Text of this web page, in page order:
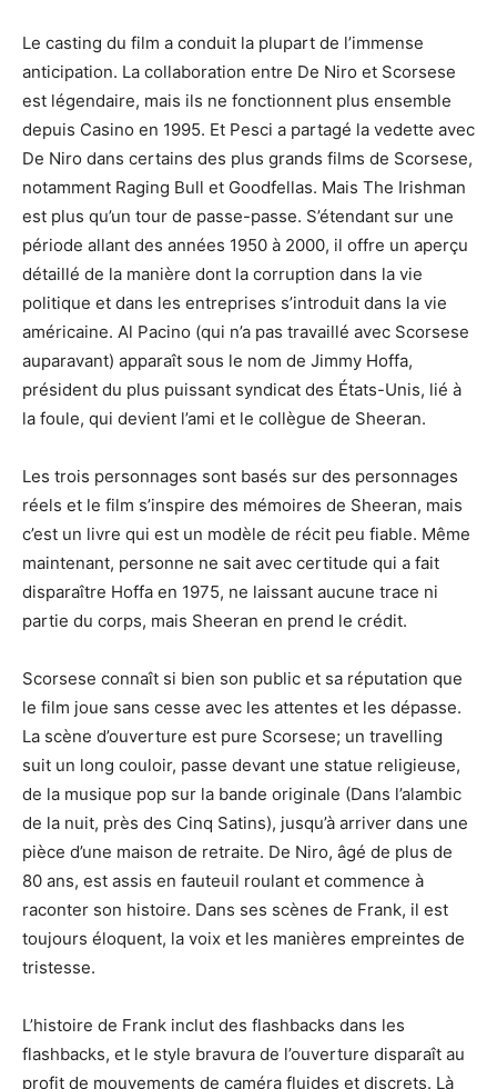
Le casting du film a conduit la plupart de l’immense
anticipation. La collaboration entre De Niro et Scorsese
est légendaire, mais ils ne fonctionnent plus ensemble
depuis Casino en 1995. Et Pesci a partagé la vedette avec
De Niro dans certains des plus grands films de Scorsese,
notamment Raging Bull et Goodfellas. Mais The Irishman
est plus qu’un tour de passe-passe. S’étendant sur une
période allant des années 1950 à 2000, il offre un aperçu
détaillé de la manière dont la corruption dans la vie
politique et dans les entreprises s’introduit dans la vie
américaine. Al Pacino (qui n’a pas travaillé avec Scorsese
auparavant) apparaît sous le nom de Jimmy Hoffa,
président du plus puissant syndicat des États-Unis, lié à
la foule, qui devient l’ami et le collègue de Sheeran.
Les trois personnages sont basés sur des personnages
réels et le film s’inspire des mémoires de Sheeran, mais
c’est un livre qui est un modèle de récit peu fiable. Même
maintenant, personne ne sait avec certitude qui a fait
disparaître Hoffa en 1975, ne laissant aucune trace ni
partie du corps, mais Sheeran en prend le crédit.
Scorsese connaît si bien son public et sa réputation que
le film joue sans cesse avec les attentes et les dépasse.
La scène d’ouverture est pure Scorsese; un travelling
suit un long couloir, passe devant une statue religieuse,
de la musique pop sur la bande originale (Dans l’alambic
de la nuit, près des Cinq Satins), jusqu’à arriver dans une
pièce d’une maison de retraite. De Niro, âgé de plus de
80 ans, est assis en fauteuil roulant et commence à
raconter son histoire. Dans ses scènes de Frank, il est
toujours éloquent, la voix et les manières empreintes de
tristesse.
L’histoire de Frank inclut des flashbacks dans les
flashbacks, et le style bravura de l’ouverture disparaît au
profit de mouvements de caméra fluides et discrets. Là